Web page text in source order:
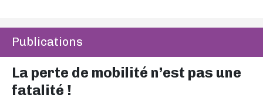
Publications
La perte de mobilité n’est pas une
fatalité !